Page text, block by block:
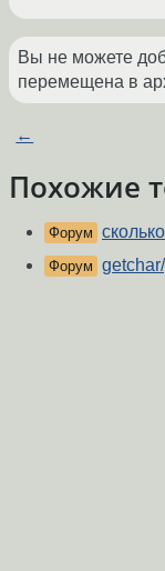
Вы не можете
перемещена в
←
Похожие
Форум
Форум